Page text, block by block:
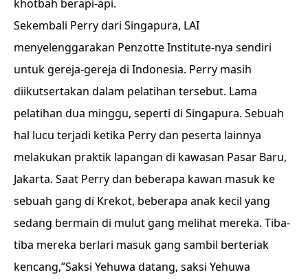
khotbah berapi-api.
Sekembali Perry dari Singapura, LAI
menyelenggarakan Penzotte Institute-nya sendiri
untuk gereja-gereja di Indonesia. Perry masih
diikutsertakan dalam pelatihan tersebut. Lama
pelatihan dua minggu, seperti di Singapura. Sebuah
hal lucu terjadi ketika Perry dan peserta lainnya
melakukan praktik lapangan di kawasan Pasar Baru,
Jakarta. Saat Perry dan beberapa kawan masuk ke
sebuah gang di Krekot, beberapa anak kecil yang
sedang bermain di mulut gang melihat mereka. Tiba-
tiba mereka berlari masuk gang sambil berteriak
kencang,”Saksi Yehuwa datang, saksi Yehuwa